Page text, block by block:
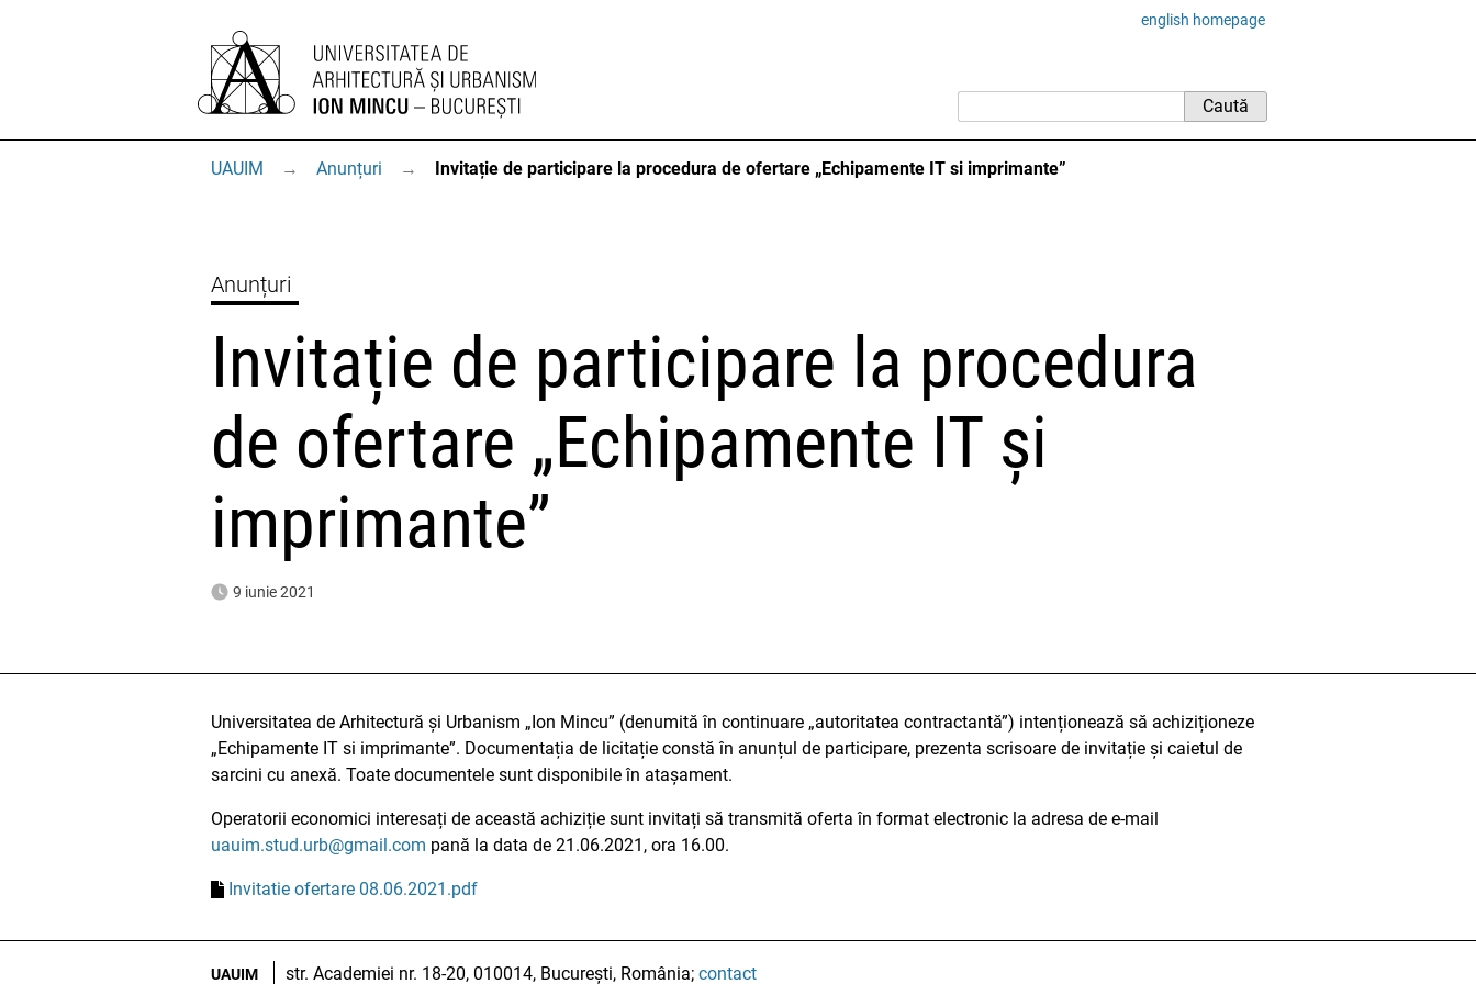
english homepage
UAUIM → Anunțuri → Invitație de participare la procedura de ofertare „Echipamente IT si imprimante”
Anunțuri
Invitație de participare la procedura
de ofertare „Echipamente IT și
imprimante”
9 iunie 2021
Universitatea de Arhitectură și Urbanism „Ion Mincu” (denumită în continuare „autoritatea contractantă”) intenționează să achiziționeze
„Echipamente IT si imprimante”. Documentația de licitație constă în anunțul de participare, prezenta scrisoare de invitație și caietul de
sarcini cu anexă. Toate documentele sunt disponibile în atașament.
Operatorii economici interesați de această achiziție sunt invitați să transmită oferta în format electronic la adresa de e-mail
uauim.stud.urb@gmail.com pană la data de 21.06.2021, ora 16.00.
Invitatie ofertare 08.06.2021.pdf
UAUIM str. Academiei nr. 18-20, 010014, București, România; contact